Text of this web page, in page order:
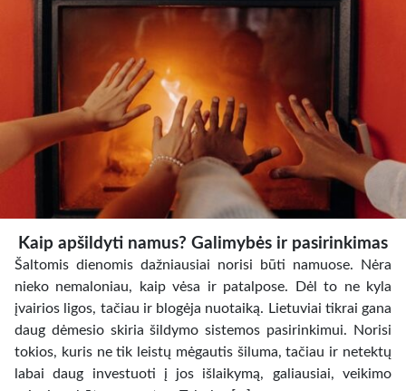
Kaip apšildyti namus? Galimybės ir pasirinkimas
Šaltomis dienomis dažniausiai norisi būti namuose. Nėra
nieko nemaloniau, kaip vėsa ir patalpose. Dėl to ne kyla
įvairios ligos, tačiau ir blogėja nuotaiką. Lietuviai tikrai gana
daug dėmesio skiria šildymo sistemos pasirinkimui. Norisi
tokios, kuris ne tik leistų mėgautis šiluma, tačiau ir netektų
labai daug investuoti į jos išlaikymą, galiausiai, veikimo